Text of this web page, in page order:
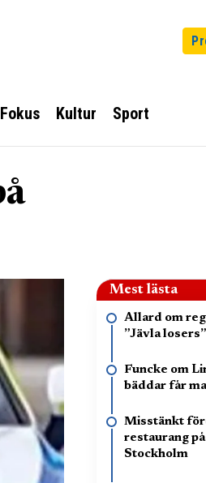
Fokus Kultur Sport
Mest lästa
Allard om
”Jävla losers”
Funcke om
bäddar får
Misstänkt
restaurang
Stockholm